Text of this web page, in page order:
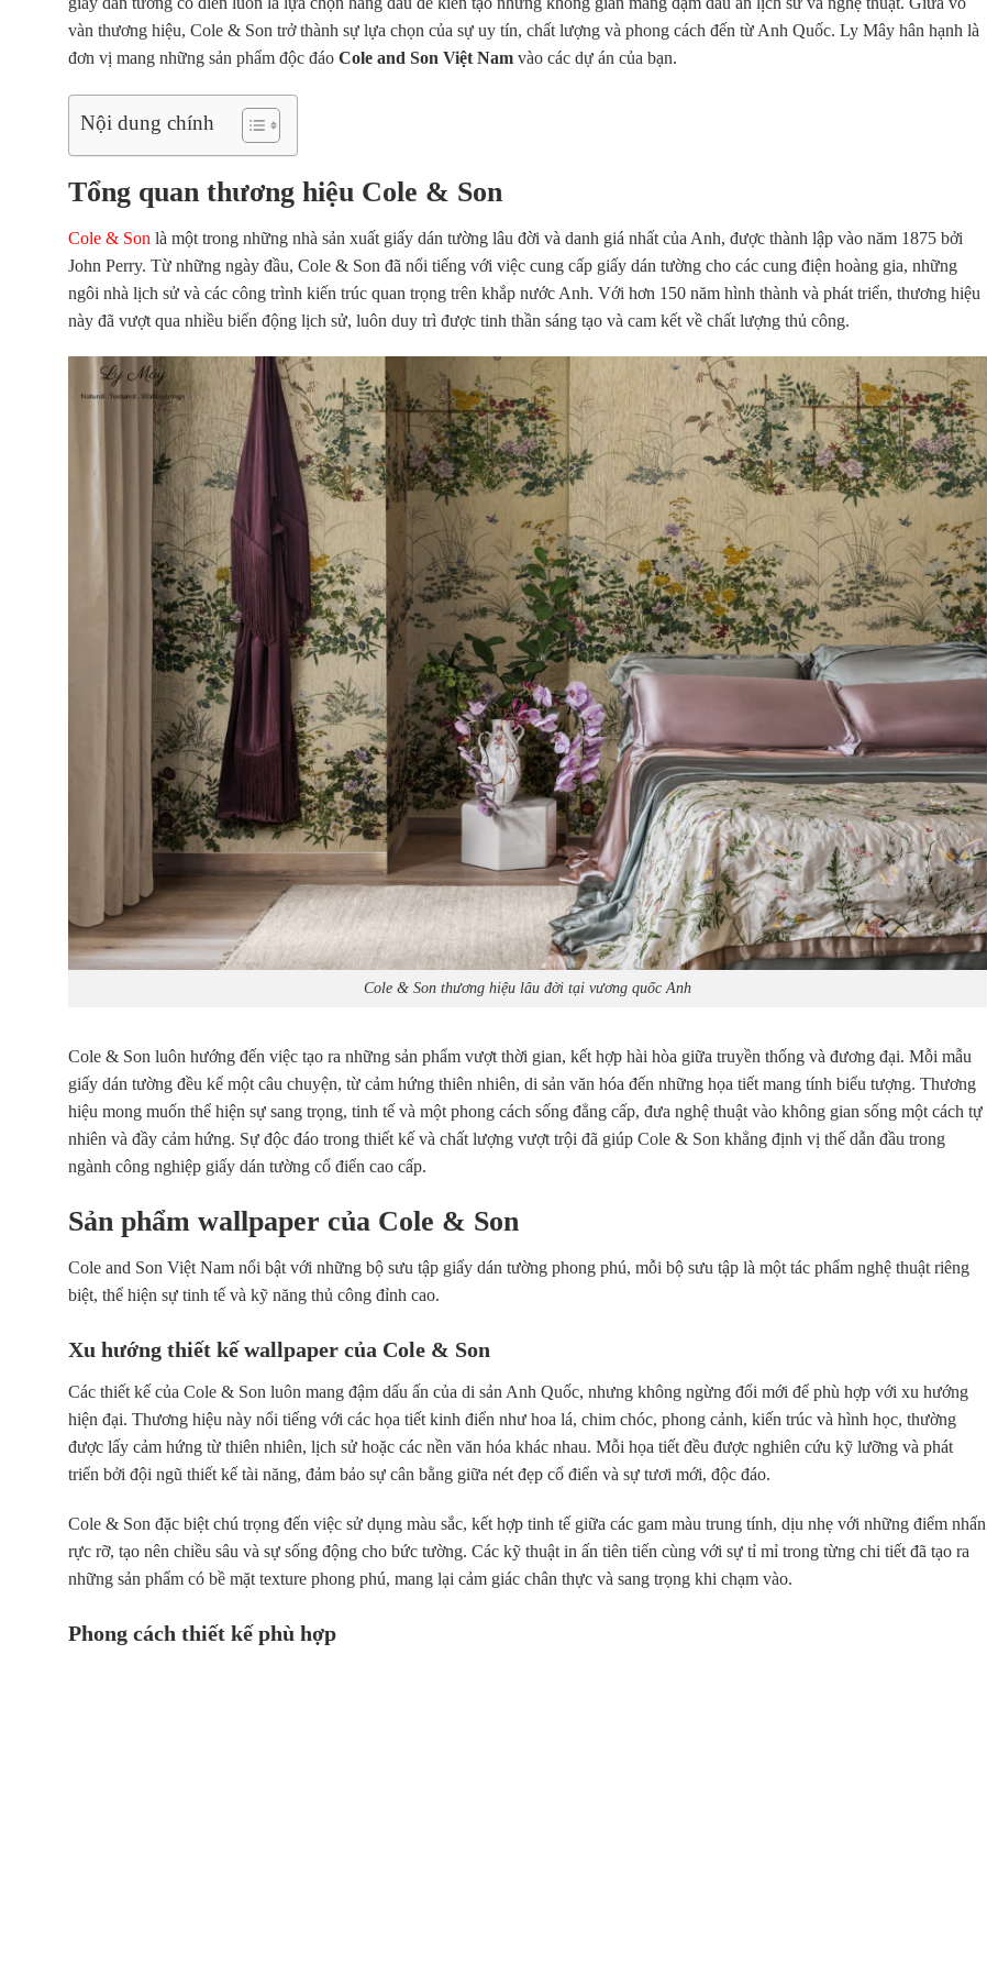
vàn thương hiệu, Cole & Son trở thành sự lựa chọn của sự uy tín, chất lượng và phong cách đến từ Anh Quốc. Ly Mây hân hạnh là
đơn vị mang những sản phẩm độc đáo Cole and Son Việt Nam vào các dự án của bạn.
Nội dung chính
Tổng quan thương hiệu Cole & Son
Cole & Son là một trong những nhà sản xuất giấy dán tường lâu đời và danh giá nhất của Anh, được thành lập vào năm 1875 bởi
John Perry. Từ những ngày đầu, Cole & Son đã nổi tiếng với việc cung cấp giấy dán tường cho các cung điện hoàng gia, những
ngôi nhà lịch sử và các công trình kiến trúc quan trọng trên khắp nước Anh. Với hơn 150 năm hình thành và phát triển, thương hiệu
này đã vượt qua nhiều biến động lịch sử, luôn duy trì được tinh thần sáng tạo và cam kết về chất lượng thủ công.
Cole & Son thương hiệu lâu đời tại vương quốc Anh
Cole & Son luôn hướng đến việc tạo ra những sản phẩm vượt thời gian, kết hợp hài hòa giữa truyền thống và đương đại. Mỗi mẫu
giấy dán tường đều kể một câu chuyện, từ cảm hứng thiên nhiên, di sản văn hóa đến những họa tiết mang tính biểu tượng. Thương
hiệu mong muốn thể hiện sự sang trọng, tinh tế và một phong cách sống đẳng cấp, đưa nghệ thuật vào không gian sống một cách tự
nhiên và đầy cảm hứng. Sự độc đáo trong thiết kế và chất lượng vượt trội đã giúp Cole & Son khẳng định vị thế dẫn đầu trong
ngành công nghiệp giấy dán tường cổ điển cao cấp.
Sản phẩm wallpaper của Cole & Son
Cole and Son Việt Nam nổi bật với những bộ sưu tập giấy dán tường phong phú, mỗi bộ sưu tập là một tác phẩm nghệ thuật riêng
biệt, thể hiện sự tinh tế và kỹ năng thủ công đỉnh cao.
Xu hướng thiết kế wallpaper của Cole & Son
Các thiết kế của Cole & Son luôn mang đậm dấu ấn của di sản Anh Quốc, nhưng không ngừng đổi mới để phù hợp với xu hướng
hiện đại. Thương hiệu này nổi tiếng với các họa tiết kinh điển như hoa lá, chim chóc, phong cảnh, kiến trúc và hình học, thường
được lấy cảm hứng từ thiên nhiên, lịch sử hoặc các nền văn hóa khác nhau. Mỗi họa tiết đều được nghiên cứu kỹ lưỡng và phát
triển bởi đội ngũ thiết kế tài năng, đảm bảo sự cân bằng giữa nét đẹp cổ điển và sự tươi mới, độc đáo.
Cole & Son đặc biệt chú trọng đến việc sử dụng màu sắc, kết hợp tinh tế giữa các gam màu trung tính, dịu nhẹ với những điểm nhấn
rực rỡ, tạo nên chiều sâu và sự sống động cho bức tường. Các kỹ thuật in ấn tiên tiến cùng với sự tỉ mỉ trong từng chi tiết đã tạo ra
những sản phẩm có bề mặt texture phong phú, mang lại cảm giác chân thực và sang trọng khi chạm vào.
Phong cách thiết kế phù hợp